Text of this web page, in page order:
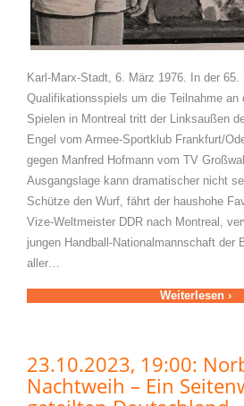
Karl-Marx-Stadt, 6. März 1976. In der 65.
Qualifikationsspiels um die Teilnahme an
Spielen in Montreal tritt der Linksaußen
Engel vom Armee-Sportklub Frankfurt/
gegen Manfred Hofmann vom TV
Ausgangslage kann dramatischer nicht
Schütze den Wurf, fährt der haushohe
Vize-Weltmeister DDR nach Montreal,
jungen Handball-Nationalmannschaft der
aller…
Weiterlesen ›
23.10.2023, 19:00:
Nachtweih – Ein